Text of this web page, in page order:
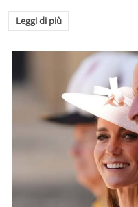
Leggi di più